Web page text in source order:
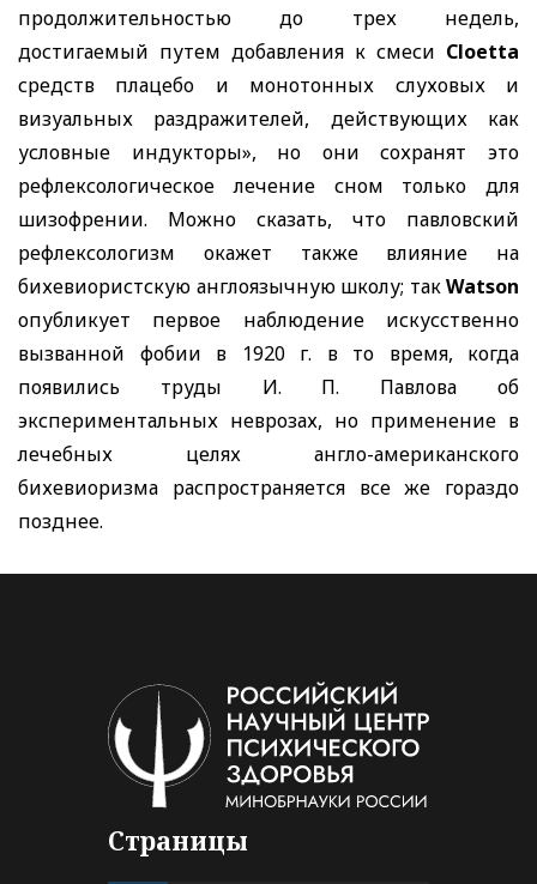
продолжительностью до трех недель,
достигаемый путем добавления к смеси Cloetta
средств плацебо и монотонных слуховых и
визуальных раздражителей, действующих как
условные индукторы», но они сохранят это
рефлексологическое лечение сном только для
шизофрении. Можно сказать, что павловский
рефлексологизм окажет также влияние на
бихевиористскую англоязычную школу; такWatson
опубликует первое наблюдение искусственно
вызванной фобии в 1920 г. в то время, когда
появились труды И. П. Павлова об
экспериментальных неврозах, но применение в
лечебных целях англо-американского
бихевиоризма распространяется все же гораздо
позднее.
Страницы